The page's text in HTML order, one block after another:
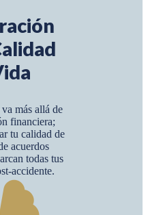
más allá de
financiera;
tu calidad de
acuerdos
todas tus
accidente.